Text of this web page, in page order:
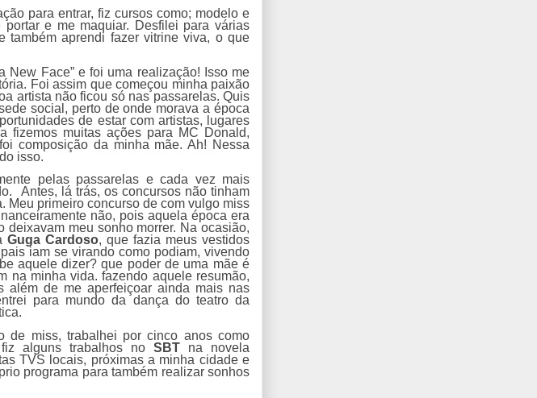
para entrar, fiz cursos como; modelo e
e me maquiar. Desfilei para várias
também aprendi fazer vitrine viva, o que
Face” e foi uma realização! Isso me
Foi assim que começou minha paixão
artista não ficou só nas passarelas. Quis
social, perto de onde morava a época
de estar com artistas, lugares
fizemos muitas ações para MC Donald,
composição da minha mãe. Ah! Nessa
isso.
pelas passarelas e cada vez mais
Antes, lá trás, os concursos não tinham
Meu primeiro concurso de com vulgo miss
não, pois aquela época era
deixavam meu sonho morrer. Na ocasião,
Guga Cardoso, que fazia meus vestidos
iam se virando como podiam, vivendo
aquele dizer? que poder de uma mãe é
na minha vida. fazendo aquele resumão,
de me aperfeiçoar ainda mais nas
para mundo da dança do teatro da
miss, trabalhei por cinco anos como
alguns trabalhos no SBT na novela
TVS locais, próximas a minha cidade e
programa para também realizar sonhos